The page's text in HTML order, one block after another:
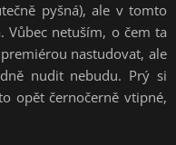
pyšná), ale v tomto
Vůbec netuším, o čem ta
nastudovat, ale
nudit nebudu. Prý si
opět černočerně vtipné,